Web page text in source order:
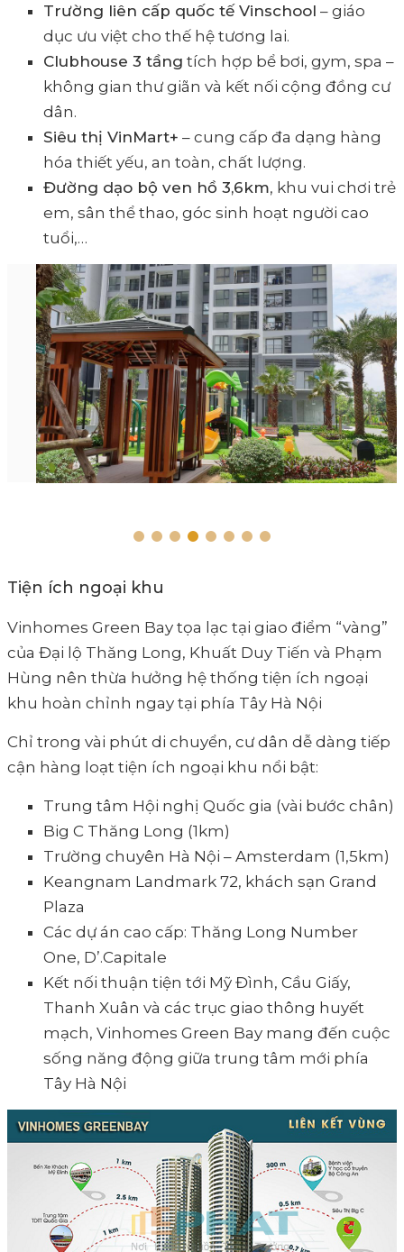
Trường liên cấp quốc tế Vinschool – giáo
dục ưu việt cho thế hệ tương lai.
Clubhouse 3 tầng tích hợp bể bơi, gym, spa –
không gian thư giãn và kết nối cộng đồng cư
dân.
Siêu thị VinMart+ – cung cấp đa dạng hàng
hóa thiết yếu, an toàn, chất lượng.
Đường dạo bộ ven hồ 3,6km, khu vui chơi trẻ
em, sân thể thao, góc sinh hoạt người cao
tuổi,…
Tiện ích ngoại khu
Vinhomes Green Bay tọa lạc tại giao điểm “vàng”
của Đại lộ Thăng Long, Khuất Duy Tiến và Phạm
Hùng nên thừa hưởng hệ thống tiện ích ngoại
khu hoàn chỉnh ngay tại phía Tây Hà Nội
Chỉ trong vài phút di chuyển, cư dân dễ dàng tiếp
cận hàng loạt tiện ích ngoại khu nổi bật:
Trung tâm Hội nghị Quốc gia (vài bước chân)
Big C Thăng Long (1km)
Trường chuyên Hà Nội – Amsterdam (1,5km)
Keangnam Landmark 72, khách sạn Grand
Plaza
Các dự án cao cấp: Thăng Long Number
One, D’.Capitale
Kết nối thuận tiện tới Mỹ Đình, Cầu Giấy,
Thanh Xuân và các trục giao thông huyết
mạch, Vinhomes Green Bay mang đến cuộc
sống năng động giữa trung tâm mới phía
Tây Hà Nội